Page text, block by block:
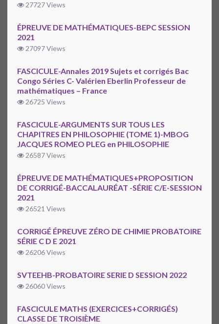
27727 Views
ÉPREUVE DE MATHÉMATIQUES-BEPC SESSION
2021
27097 Views
FASCICULE-Annales 2019 Sujets et corrigés Bac
Congo Séries C- Valérien Eberlin Professeur de
mathématiques – France
26725 Views
FASCICULE-ARGUMENTS SUR TOUS LES
CHAPITRES EN PHILOSOPHIE (TOME 1)-MBOG
JACQUES ROMEO PLEG en PHILOSOPHIE
26587 Views
ÉPREUVE DE MATHÉMATIQUES+PROPOSITION
DE CORRIGÉ-BACCALAURÉAT -SÉRIE C/E-SESSION
2021
26521 Views
CORRIGÉ ÉPREUVE ZÉRO DE CHIMIE PROBATOIRE
SÉRIE C D E 2021
26206 Views
SVTEEHB-PROBATOIRE SERIE D SESSION 2022
26060 Views
FASCICULE MATHS (EXERCICES+CORRIGÉS)
CLASSE DE TROISIÈME